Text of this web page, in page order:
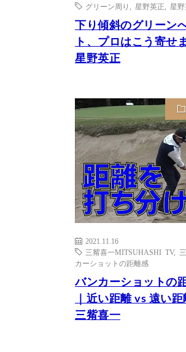
グリーン周り
星野英正 星野
下り傾斜のグリーン
ト、プロはこう寄せ
星野英正
2021.11.16
三觜喜一MITSUHASHI TV,
カーショットの距離感
バンカーショットの
｜近い距離 vs 遠い
三觜喜一